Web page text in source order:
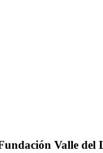
Valle del